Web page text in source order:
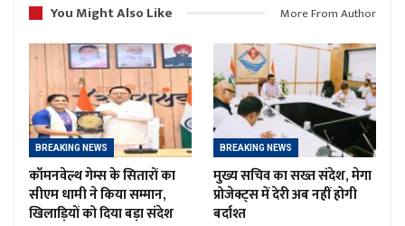
You Might Also Like
More From Author
BREAKING NEWS
कॉमनवेल्थ गेम्स के सितारों का
सीएम धामी ने किया सम्मान,
खिलाड़ियों को दिया बड़ा संदेश
BREAKING NEWS
मुख्य सचिव का सख्त संदेश, मेगा
प्रोजेक्ट्स में देरी अब नहीं होगी
बर्दाश्त